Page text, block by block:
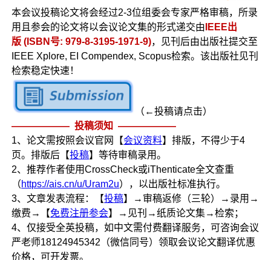
本会议投稿论文将会经过2-3位组委会专家严格审稿，所录
用且参会的论文将以会议论文集的形式递交由 IEEE出
版 (ISBN号: 979-8-3195-1971-9)，见刊后由出版社提交至
IEEE Xplore, EI Compendex, Scopus检索。该出版社见刊
检索稳定快速！
（←投稿请点击）
—————— 投稿须知 ——————
1、论文需按照会议官网【会议资料】排版，不得少于4
页。排版后【投稿】等待审稿录用。
2、推荐作者使用CrossCheck或iThenticate全文查重
（https://ais.cn/u/Uram2u），以出版社标准执行。
3、文章发表流程：【投稿】→审稿返修（三轮）→录用→
缴费→【免费注册参会】→见刊→纸质论文集→检索；
4、仅接受全英投稿，如中文需付费翻译服务，可咨询会议
严老师18124945342（微信同号）领取会议论文翻译优惠
价格，可开发票。